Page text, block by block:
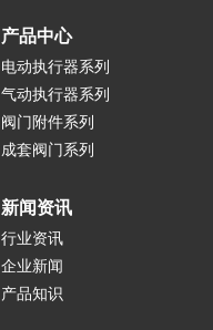
产品中心
电动执行器系列
气动执行器系列
阀门附件系列
成套阀门系列
新闻资讯
行业资讯
企业新闻
产品知识